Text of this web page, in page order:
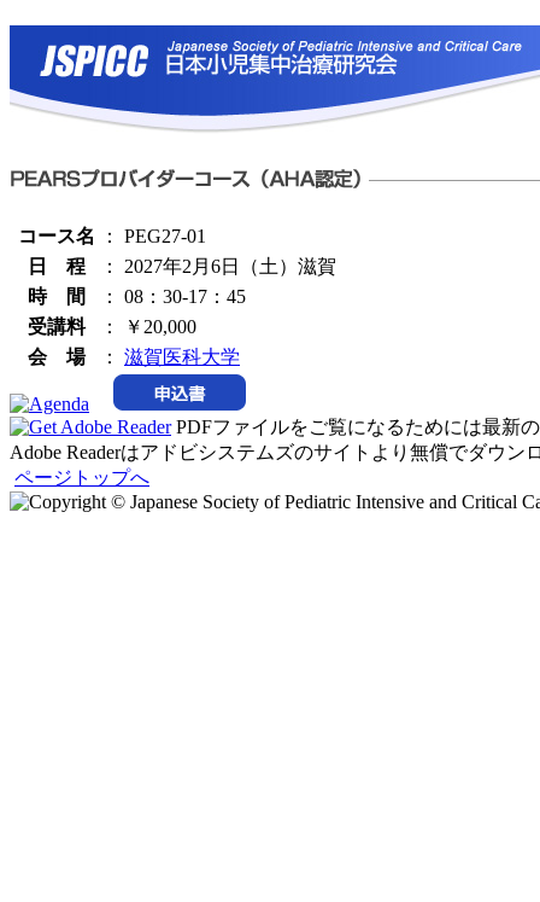
コース名 ：
PEG27-01
日 程
：
2027年2月6日（土）滋賀
時 間
：
08：30-17：45
受講料
：
￥20,000
会 場
： 滋賀医科大学
PDFファイルをご覧になるためには最新
Adobe Readerはアドビシステムズのサイトより無償でダウン
ページトップへ